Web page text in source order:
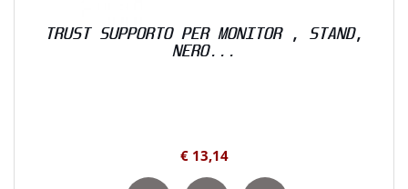
TRUST SUPPORTO PER MONITOR , STAND,
NERO...
€ 13,14